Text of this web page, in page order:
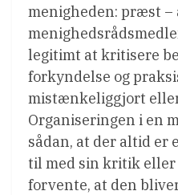
menigheden: præst
legitimt at kritisere
forkyndelse og
mistænkeliggjort
Organiseringen i en
sådan, at der altid er
til med sin kritik eller
forvente, at den